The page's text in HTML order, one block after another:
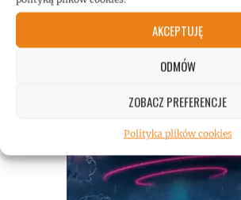
AKCEPTUJĘ
ODMÓW
ZOBACZ PREFERENCJE
Polityka plików cookies